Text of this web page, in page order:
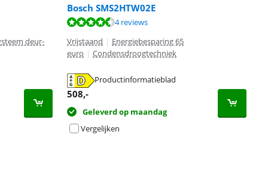
deur-
Bosch SMS2HTW02E
4 reviews
Vrijstaand | Energiebesparing 65
euro | Condensdroogtechniek
Productinformatieblad
508,-
Geleverd op maandag
Vergelijken